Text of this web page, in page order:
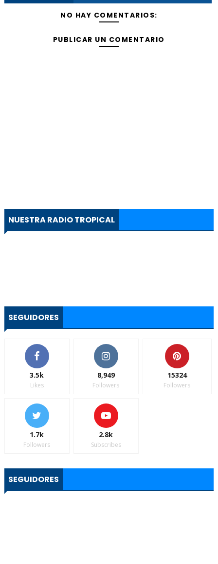
NO HAY COMENTARIOS:
PUBLICAR UN COMENTARIO
NUESTRA RADIO TROPICAL
SEGUIDORES
3.5k
Likes
8,949
Followers
15324
Followers
1.7k
Followers
2.8k
Subscribes
SEGUIDORES